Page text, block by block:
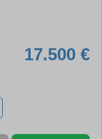
17.500 €